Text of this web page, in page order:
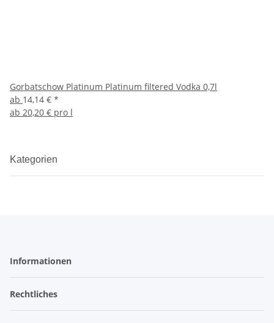
Gorbatschow Platinum Platinum filtered Vodka 0,7l
ab 14,14 € *
ab 20,20 € pro l
Kategorien
Informationen
Rechtliches